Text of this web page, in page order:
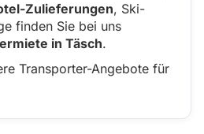
Zulieferungen, Ski-
finden Sie bei uns
in Täsch.
Transporter-Angebote für